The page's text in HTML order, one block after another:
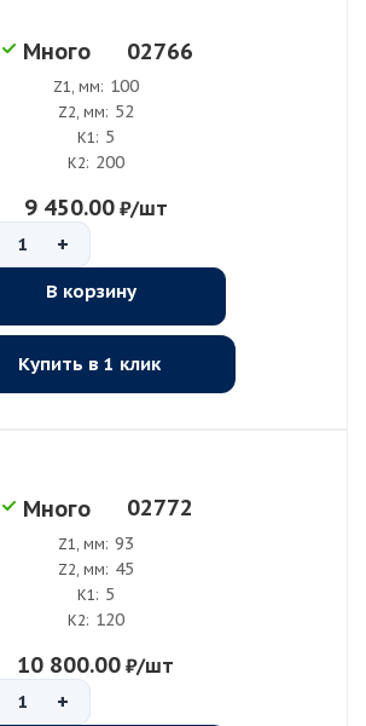
Много 02766
Z1, мм: 100
Z2, мм: 52
K1: 5
K2: 200
9 450.00₽/шт
+
В корзину
Купить в 1 клик
Много 02772
Z1, мм: 93
Z2, мм: 45
K1: 5
K2: 120
10 800.00 ₽/шт
+